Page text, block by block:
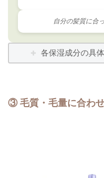
自分の髪質に合
各保湿成分の具
③ 毛質・毛量に合わ